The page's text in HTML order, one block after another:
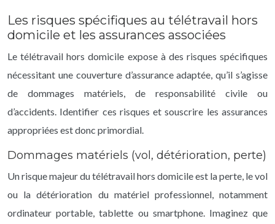
Les risques spécifiques au télétravail hors
domicile et les assurances associées
Le télétravail hors domicile expose à des risques spécifiques
nécessitant une couverture d’assurance adaptée, qu’il s’agisse
de dommages matériels, de responsabilité civile ou
d’accidents. Identifier ces risques et souscrire les assurances
appropriées est donc primordial.
Dommages matériels (vol, détérioration, perte)
Un risque majeur du télétravail hors domicile est la perte, le vol
ou la détérioration du matériel professionnel, notamment
ordinateur portable, tablette ou smartphone. Imaginez que